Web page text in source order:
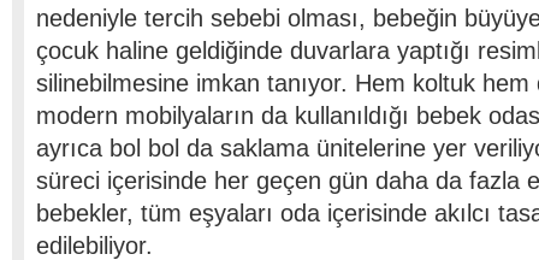
nedeniyle tercih sebebi olması, bebeğin
çocuk haline geldiğinde duvarlara yaptığı
silinebilmesine imkan tanıyor. Hem koltuk hem
modern mobilyaların da kullanıldığı bebek
ayrıca bol bol da saklama ünitelerine yer
süreci içerisinde her geçen gün daha da fazla
bebekler, tüm eşyaları oda içerisinde akılcı
edilebiliyor.